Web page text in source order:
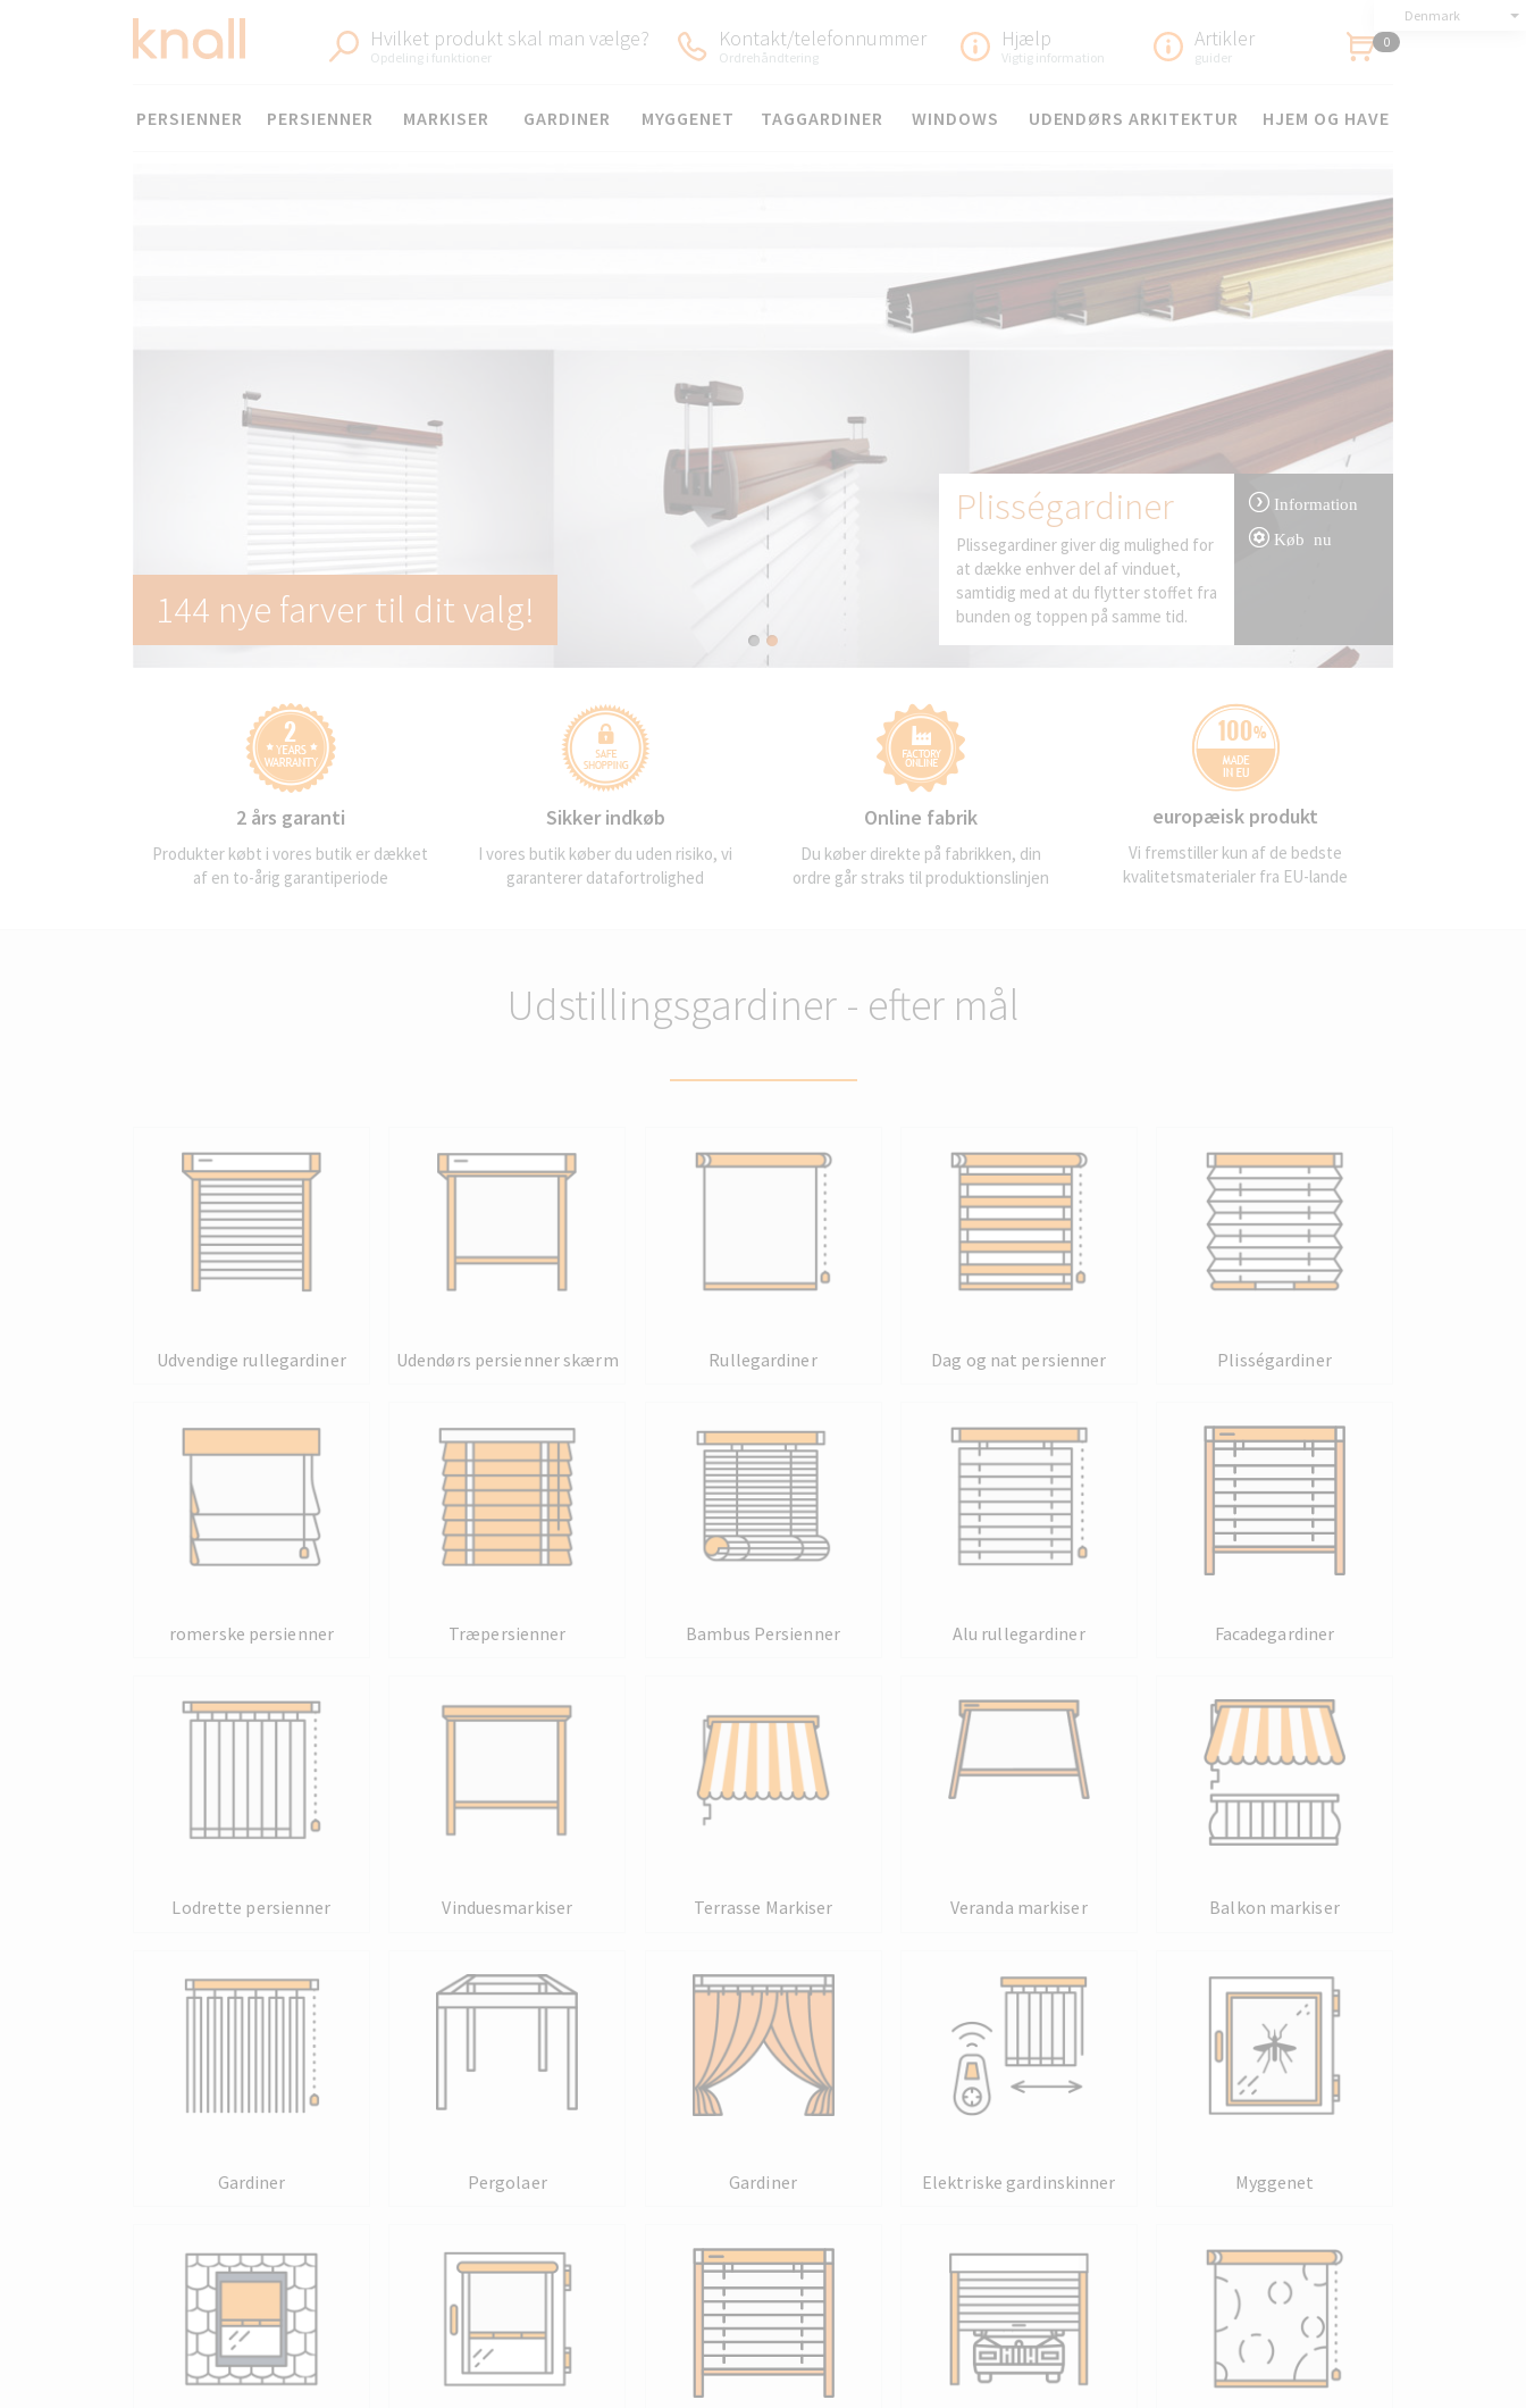
Denmark
Hvilket produkt skal man vælge?
Opdeling i funktioner
Kontakt/telefonnummer
Ordrehåndtering
Hjælp
Vigtig information
Artikler
guider
0
Menu
PERSIENNER PERSIENNER MARKISER GARDINER MYGGENET TAGGARDINER WINDOWS UDENDØRS ARKITEKTUR HJEM OG HAVE
144 nye farver til dit valg!
Plisségardiner
Plissegardiner giver dig mulighed for
at dække enhver del af vinduet,
samtidig med at du flytter stoffet fra
bunden og toppen på samme tid.
Information
Køb nu
2 års garanti
Produkter købt i vores butik er dækket
af en to-årig garantiperiode
Sikker indkøb
I vores butik køber du uden risiko, vi
garanterer datafortrolighed
Online fabrik
Du køber direkte på fabrikken, din
ordre går straks til produktionslinjen
europæisk produkt
Vi fremstiller kun af de bedste
kvalitetsmaterialer fra EU-lande
Udstillingsgardiner - efter mål
Udvendige rullegardiner Udendørs persienner skærm Rullegardiner Dag og nat persienner Plisségardiner
romerske persienner Træpersienner Bambus Persienner Alu rullegardiner Facadegardiner
Lodrette persienner Vinduesmarkiser Terrasse Markiser Veranda markiser Balkon markiser
Gardiner Pergolaer Gardiner Elektriske gardinskinner Myggenet